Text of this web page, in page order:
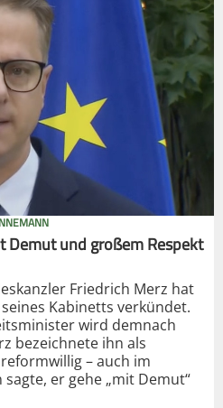
Demut und großem Respekt
Friedrich Merz hat
Kabinetts verkündet.
wird demnach
bezeichnete ihn als
– auch im
er gehe „mit Demut“